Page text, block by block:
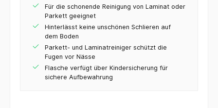
Für die schonende Reinigung von Laminat oder
Parkett geeignet
Hinterlässt keine unschönen Schlieren auf
dem Boden
Parkett- und Laminatreiniger schützt die
Fugen vor Nässe
Flasche verfügt über Kindersicherung für
sichere Aufbewahrung